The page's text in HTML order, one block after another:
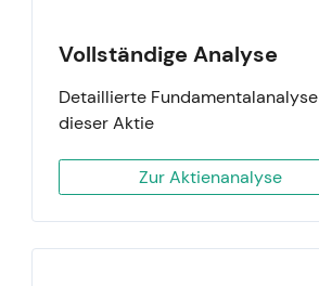
Vollständige Analyse
Detaillierte Fundamentalanalyse
dieser Aktie
Zur Aktienanalyse